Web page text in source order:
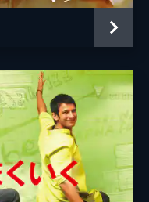
ピーター・ストーメア
ペニー・マーシャル
スティーヴン・ザイリアン
オリヴァー・サックス